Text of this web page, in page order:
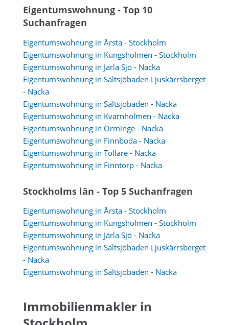
Eigentumswohnung - Top 10
Suchanfragen
Eigentumswohnung in Årsta - Stockholm
Eigentumswohnung in Kungsholmen - Stockholm
Eigentumswohnung in Järla Sjö - Nacka
Eigentumswohnung in Saltsjöbaden Ljuskärrsberget
- Nacka
Eigentumswohnung in Saltsjöbaden - Nacka
Eigentumswohnung in Kvarnholmen - Nacka
Eigentumswohnung in Orminge - Nacka
Eigentumswohnung in Finnboda - Nacka
Eigentumswohnung in Tollare - Nacka
Eigentumswohnung in Finntorp - Nacka
Stockholms län - Top 5 Suchanfragen
Eigentumswohnung in Årsta - Stockholm
Eigentumswohnung in Kungsholmen - Stockholm
Eigentumswohnung in Järla Sjö - Nacka
Eigentumswohnung in Saltsjöbaden Ljuskärrsberget
- Nacka
Eigentumswohnung in Saltsjöbaden - Nacka
Immobilienmakler in